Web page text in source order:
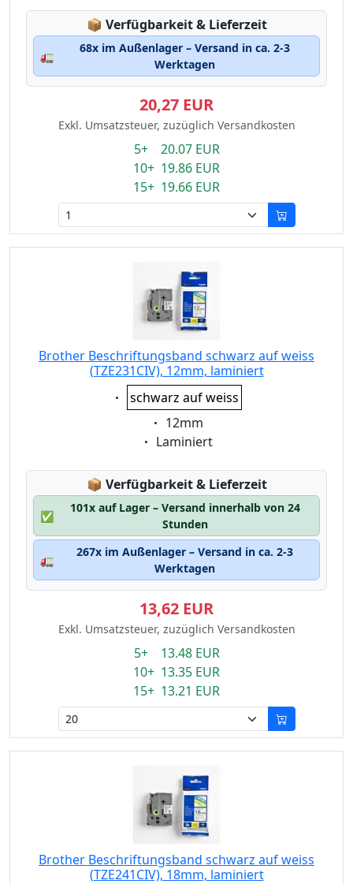
📦 Lagerstatus:
Verfügbarkeit & Lieferzeit
🚛
68x im Außenlager – Versand in ca. 2-3
Werktagen
20,27 EUR
Exkl. Umsatzsteuer, zuzüglich Versandkosten
5+ 20.07 EUR
10+ 19.86 EUR
15+ 19.66 EUR
Brother Beschriftungsband schwarz auf weiss
(TZE231CIV), 12mm, laminiert
Eigenschaft:
schwarz auf weiss
Eigenschaft:
12mm
Eigenschaft:
Laminiert
📦 Lagerstatus:
Verfügbarkeit & Lieferzeit
✅
101x auf Lager – Versand innerhalb von 24
Stunden
🚛
267x im Außenlager – Versand in ca. 2-3
Werktagen
13,62 EUR
Exkl. Umsatzsteuer, zuzüglich Versandkosten
5+ 13.48 EUR
10+ 13.35 EUR
15+ 13.21 EUR
Brother Beschriftungsband schwarz auf weiss
(TZE241CIV), 18mm, laminiert